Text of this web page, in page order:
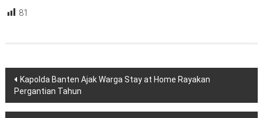
81
Navigasi
pos
Kapolda Banten Ajak Warga Stay at Home Rayakan
Pergantian Tahun